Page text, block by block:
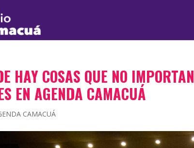
HAY COSAS QUE NO
EN AGENDA CAMACUÁ
CAMACUÁ